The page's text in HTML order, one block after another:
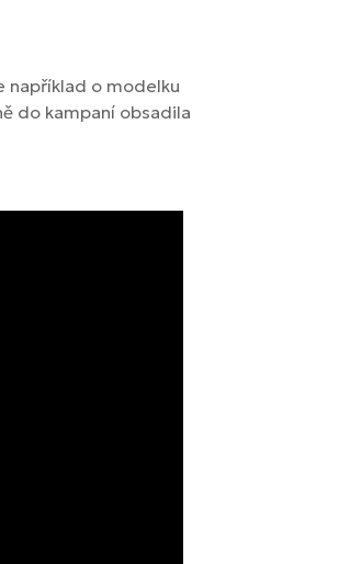
například o modelku
do kampaní obsadila